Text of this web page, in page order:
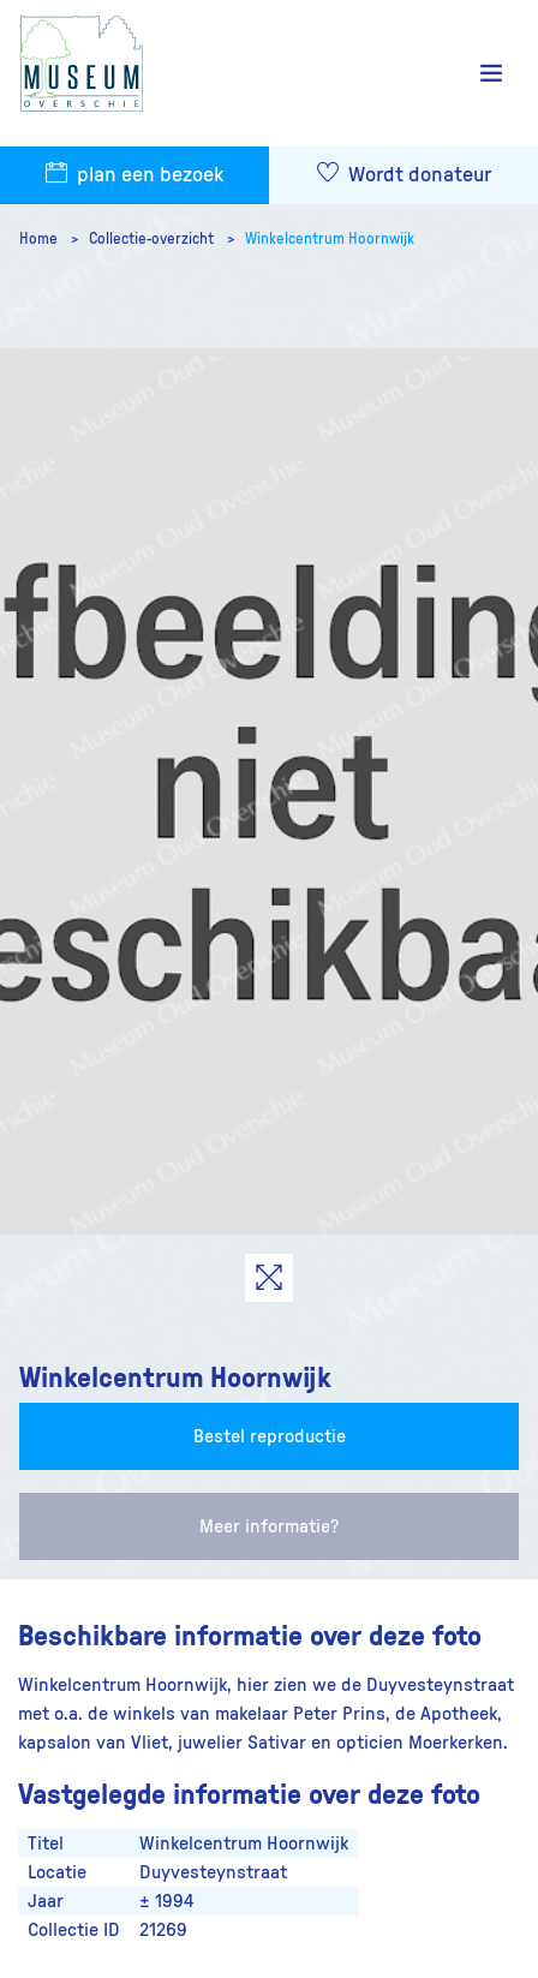
plan een bezoek Wordt donateur
Home Collectie-overzicht Winkelcentrum Hoornwijk
Winkelcentrum Hoornwijk
Bestel reproductie
Meer informatie?
Beschikbare informatie over deze foto
Winkelcentrum Hoornwijk, hier zien we de Duyvesteynstraat
met o.a. de winkels van makelaar Peter Prins, de Apotheek,
kapsalon van Vliet, juwelier Sativar en opticien Moerkerken.
Vastgelegde informatie over deze foto
Titel
Winkelcentrum Hoornwijk
Locatie
Duyvesteynstraat
Jaar
± 1994
Collectie ID
21269